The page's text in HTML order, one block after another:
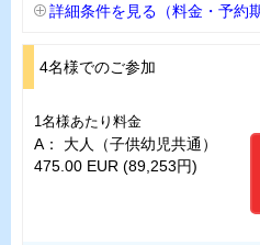
詳細条件を見る（料金・予約
4名様でのご参加
1名様あたり料金
A： 大人（子供幼児共通）
475.00 EUR (89,253円)